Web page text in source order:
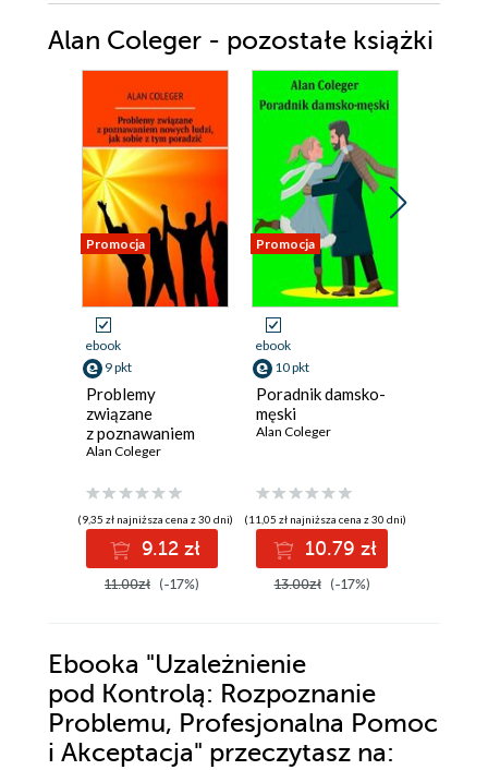
Alan Coleger - pozostałe książki
Promocja
ebook
9 pkt
Problemy
związane
z poznawaniem
nowych ludzi,
poradzić
Alan Coleger
(9,35 zł najniższa cena z 30 dni)
9.12 zł
11.00zł (-17%)
Promocja
ebook
10 pkt
Poradnik damsko-
męski
Alan Coleger
(11,05 zł najniższa cena z 30 dni)
10.79 zł
13.00zł (-17%)
Ebooka "Uzależnienie
pod Kontrolą: Rozpoznanie
Problemu, Profesjonalna Pomoc
i Akceptacja" przeczytasz na: